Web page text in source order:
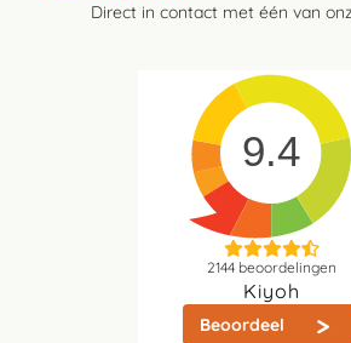
Direct in contact met één van
9.4
2144beoordelingen
Kiyoh
Beoordeel